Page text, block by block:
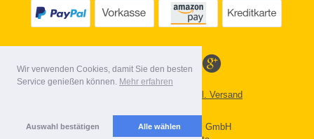
Wir verwenden Cookies, damit Sie den besten
Service genießen können. Mehr erfahren
Auswahl bestätigen Alle wählen
Alle Preise inkl. MwSt. evtl. zzgl. Versand
Copyright 2026 by Gebr. Röhl GmbH